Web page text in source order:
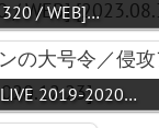
320 / WEB]…
LIVE 2019-2020…